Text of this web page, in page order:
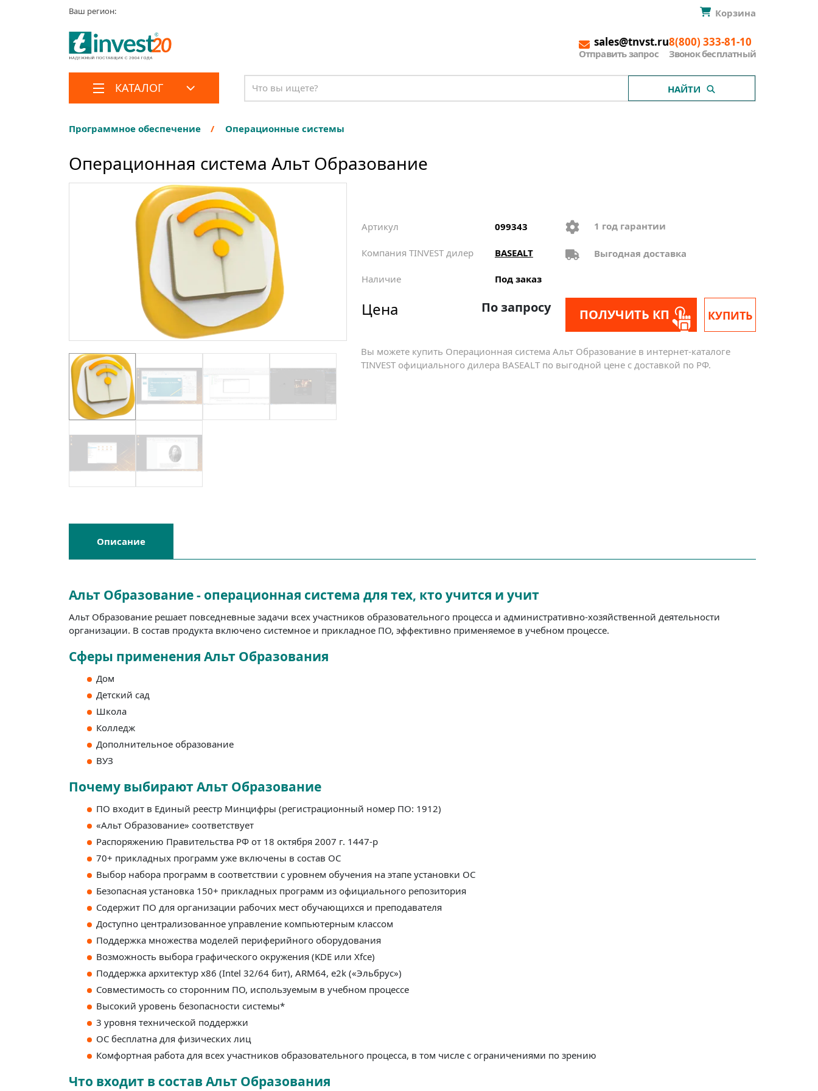
Ваш регион: Корзина
sales@tnvst.ru
Отправить запрос
8(800) 333-81-10
Звонок бесплатный
КАТАЛОГ НАЙТИ
Программное обеспечение Операционные системы
Операционная система Альт Образование
Артикул 099343
Компания TINVEST дилер BASEALT
Наличие Под заказ
1 год гарантии
Выгодная доставка
Цена По запросу ПОЛУЧИТЬ КП КУПИТЬ
Вы можете купить Операционная система Альт Образование в интернет-каталоге
TINVEST официального дилера BASEALT по выгодной цене с доставкой по РФ.
Описание
Альт Образование - операционная система для тех, кто учится и учит
Альт Образование решает повседневные задачи всех участников образовательного процесса и административно-хозяйственной деятельности
организации. В состав продукта включено системное и прикладное ПО, эффективно применяемое в учебном процессе.
Сферы применения Альт Образования
Дом
Детский сад
Школа
Колледж
Дополнительное образование
ВУЗ
Почему выбирают Альт Образование
ПО входит в Единый реестр Минцифры (регистрационный номер ПО: 1912)
«Альт Образование» соответствует
Распоряжению Правительства РФ от 18 октября 2007 г. 1447-р
70+ прикладных программ уже включены в состав ОС
Выбор набора программ в соответствии с уровнем обучения на этапе установки ОС
Безопасная установка 150+ прикладных программ из официального репозитория
Содержит ПО для организации рабочих мест обучающихся и преподавателя
Доступно централизованное управление компьютерным классом
Поддержка множества моделей периферийного оборудования
Возможность выбора графического окружения (KDE или Xfce)
Поддержка архитектур x86 (Intel 32/64 бит), ARM64, e2k («Эльбрус»)
Совместимость со сторонним ПО, используемым в учебном процессе
Высокий уровень безопасности системы*
3 уровня технической поддержки
ОС бесплатна для физических лиц
Комфортная работа для всех участников образовательного процесса, в том числе с ограничениями по зрению
Что входит в состав Альт Образования